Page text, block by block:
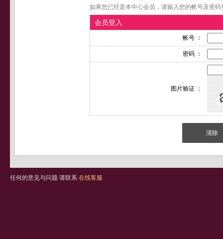
如果您已经是本中心会员，请输入您的帐号及密
会员登入
帐号 ：
密码 ：
图片验证 ：
任何的意见与问题 请联系 在线客服